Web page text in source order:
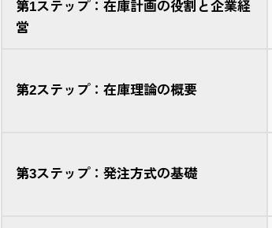
第1ステップ：在庫計画の役割と企業経
営
第2ステップ：在庫理論の概要
第3ステップ：発注方式の基礎